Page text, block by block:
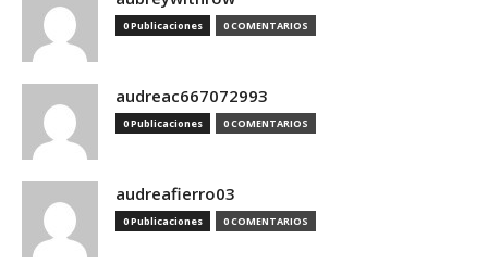
0 Publicaciones 0 COMENTARIOS
audreac667072993
0 Publicaciones 0 COMENTARIOS
audreafierro03
0 Publicaciones 0 COMENTARIOS